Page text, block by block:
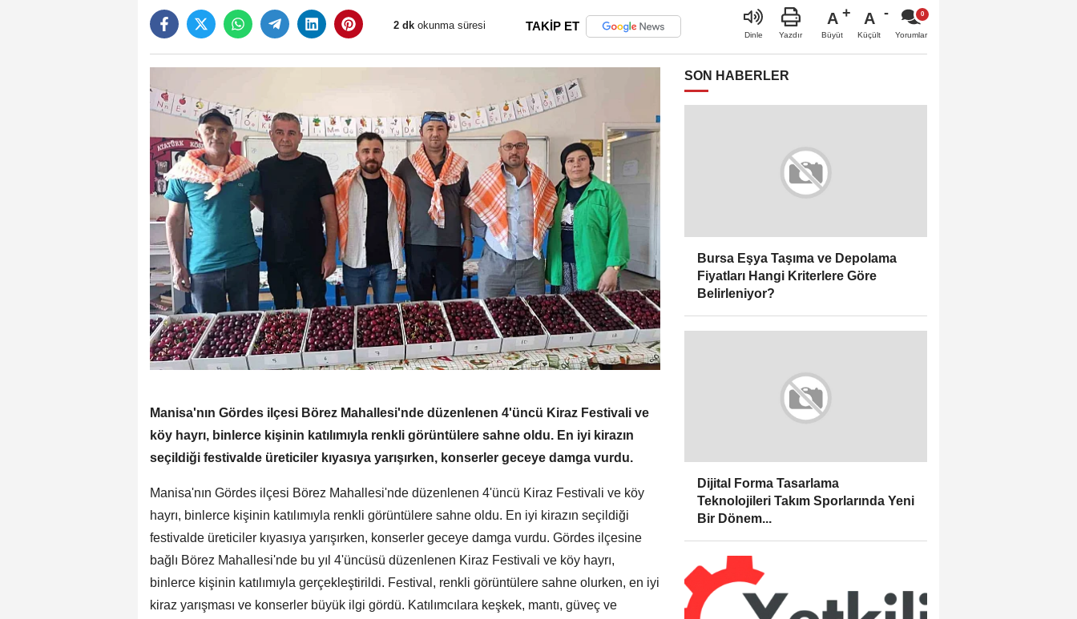
2 dk okunma süresi TAKİP ET
Dinle Yazdır
A
Büyüt
A
Küçült Yorumlar
Manisa'nın Gördes ilçesi Börez Mahallesi'nde düzenlenen 4'üncü Kiraz Festivali ve
köy hayrı, binlerce kişinin katılımıyla renkli görüntülere sahne oldu. En iyi kirazın
seçildiği festivalde üreticiler kıyasıya yarışırken, konserler geceye damga vurdu.
Manisa'nın Gördes ilçesi Börez Mahallesi'nde düzenlenen 4'üncü Kiraz Festivali ve köy
hayrı, binlerce kişinin katılımıyla renkli görüntülere sahne oldu. En iyi kirazın seçildiği
festivalde üreticiler kıyasıya yarışırken, konserler geceye damga vurdu. Gördes ilçesine
bağlı Börez Mahallesi'nde bu yıl 4'üncüsü düzenlenen Kiraz Festivali ve köy hayrı,
binlerce kişinin katılımıyla gerçekleştirildi. Festival, renkli görüntülere sahne olurken, en iyi
kiraz yarışması ve konserler büyük ilgi gördü. Katılımcılara keşkek, mantı, güveç ve
SON HABERLER
Bursa Eşya Taşıma ve Depolama
Fiyatları Hangi Kriterlere Göre
Belirleniyor?
Dijital Forma Tasarlama
Teknolojileri Takım Sporlarında Yeni
Bir Dönem...